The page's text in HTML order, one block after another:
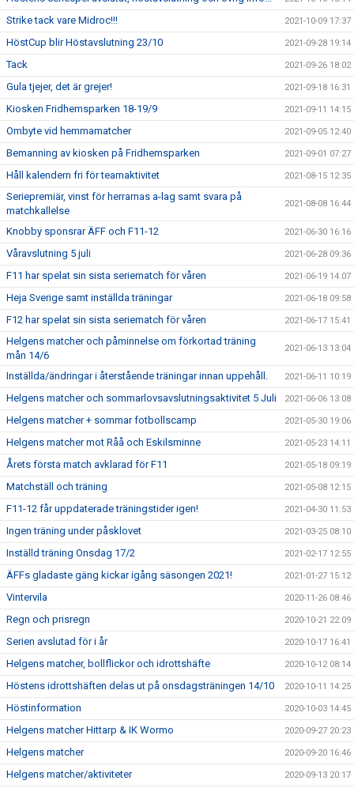
Strike tack vare Midroc!!! 2021-10-09 17:37
HöstCup blir Höstavslutning 23/10 2021-09-28 19:14
Tack 2021-09-26 18:02
Gula tjejer, det är grejer! 2021-09-18 16:31
Kiosken Fridhemsparken 18-19/9 2021-09-11 14:15
Ombyte vid hemmamatcher 2021-09-05 12:40
Bemanning av kiosken på Fridhemsparken 2021-09-01 07:27
Håll kalendern fri för teamaktivitet 2021-08-15 12:35
Seriepremiär, vinst för herrarnas a-lag samt svara på
matchkallelse
2021-08-08 16:44
Knobby sponsrar ÄFF och F11-12 2021-06-30 16:16
Våravslutning 5 juli 2021-06-28 09:36
F11 har spelat sin sista seriematch för våren 2021-06-19 14:07
Heja Sverige samt inställda träningar 2021-06-18 09:58
F12 har spelat sin sista seriematch för våren 2021-06-17 15:41
Helgens matcher och påminnelse om förkortad träning
mån 14/6
2021-06-13 13:04
Inställda/ändringar i återstående träningar innan uppehåll. 2021-06-11 10:19
Helgens matcher och sommarlovsavslutningsaktivitet 5 Juli 2021-06-06 13:08
Helgens matcher + sommar fotbollscamp 2021-05-30 19:06
Helgens matcher mot Råå och Eskilsminne 2021-05-23 14:11
Årets första match avklarad för F11 2021-05-18 09:19
Matchställ och träning 2021-05-08 12:15
F11-12 får uppdaterade träningstider igen! 2021-04-30 11:53
Ingen träning under påsklovet 2021-03-25 08:10
Inställd träning Onsdag 17/2 2021-02-17 12:55
ÄFFs gladaste gäng kickar igång säsongen 2021! 2021-01-27 15:12
Vintervila 2020-11-26 08:46
Regn och prisregn 2020-10-21 22:09
Serien avslutad för i år 2020-10-17 16:41
Helgens matcher, bollflickor och idrottshäfte 2020-10-12 08:14
Höstens idrottshäften delas ut på onsdagsträningen 14/10 2020-10-11 14:25
Höstinformation 2020-10-03 14:45
Helgens matcher Hittarp & IK Wormo 2020-09-27 20:23
Helgens matcher 2020-09-20 16:46
Helgens matcher/aktiviteter 2020-09-13 20:17